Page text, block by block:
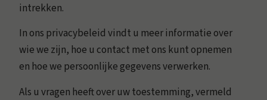
intrekken.
In ons privacybeleid vindt u meer informatie over
wie we zijn, hoe u contact met ons kunt opnemen
en hoe we persoonlijke gegevens verwerken.
Als u vragen heeft over uw toestemming, vermeld